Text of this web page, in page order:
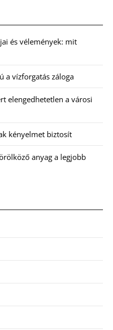
és vélemények: mit
a vízforgatás záloga
elengedhetetlen a városi
kényelmet biztosít
anyag a legjobb